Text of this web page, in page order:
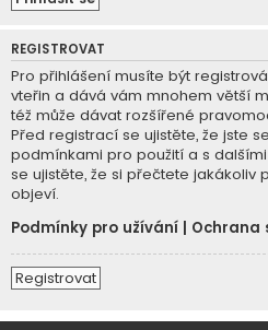
REGISTROVAT
Pro přihlášení musíte být
vteřin a dává vám mnohem větší
též může dávat rozšířené
Před registrací se ujistěte, že jste
podmínkami pro použití a s
se ujistěte, že si přečtete jakákoliv
objeví.
Podmínky pro užívání
Ochrana
Registrovat